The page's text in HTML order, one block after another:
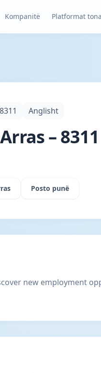
Kompanitë Platformat tona
8311 Anglisht
– 8311
Posto punë
new employment